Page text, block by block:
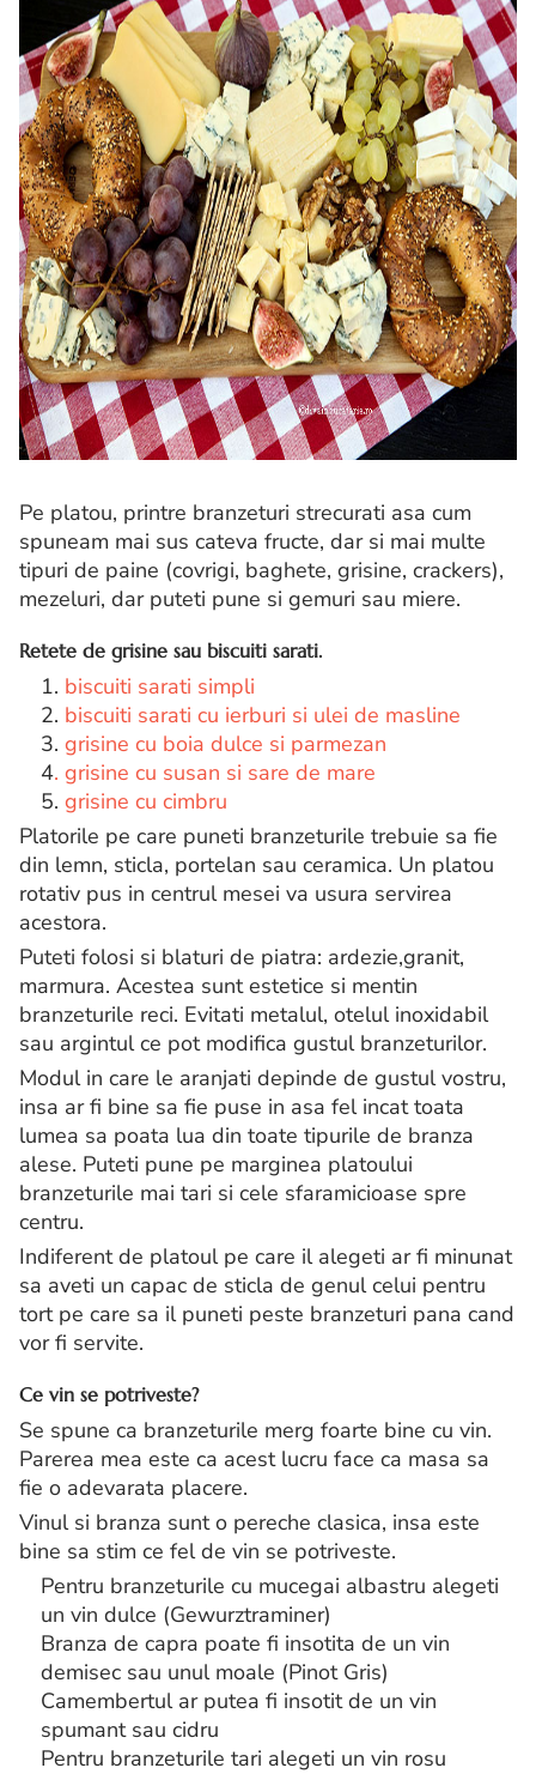
Pe platou, printre branzeturi strecurati asa cum
spuneam mai sus cateva fructe, dar si mai multe
tipuri de paine (covrigi, baghete, grisine, crackers),
mezeluri, dar puteti pune si gemuri sau miere.
Retete de grisine sau biscuiti sarati.
1. biscuiti sarati simpli
2. biscuiti sarati cu ierburi si ulei de masline
3. grisine cu boia dulce si parmezan
4. grisine cu susan si sare de mare
5. grisine cu cimbru
Platorile pe care puneti branzeturile trebuie sa fie
din lemn, sticla, portelan sau ceramica. Un platou
rotativ pus in centrul mesei va usura servirea
acestora.
Puteti folosi si blaturi de piatra: ardezie,granit,
marmura. Acestea sunt estetice si mentin
branzeturile reci. Evitati metalul, otelul inoxidabil
sau argintul ce pot modifica gustul branzeturilor.
Modul in care le aranjati depinde de gustul vostru,
insa ar fi bine sa fie puse in asa fel incat toata
lumea sa poata lua din toate tipurile de branza
alese. Puteti pune pe marginea platoului
branzeturile mai tari si cele sfaramicioase spre
centru.
Indiferent de platoul pe care il alegeti ar fi minunat
sa aveti un capac de sticla de genul celui pentru
tort pe care sa il puneti peste branzeturi pana cand
vor fi servite.
Ce vin se potriveste?
Se spune ca branzeturile merg foarte bine cu vin.
Parerea mea este ca acest lucru face ca masa sa
fie o adevarata placere.
Vinul si branza sunt o pereche clasica, insa este
bine sa stim ce fel de vin se potriveste.
Pentru branzeturile cu mucegai albastru alegeti
un vin dulce (Gewurztraminer)
Branza de capra poate fi insotita de un vin
demisec sau unul moale (Pinot Gris)
Camembertul ar putea fi insotit de un vin
spumant sau cidru
Pentru branzeturile tari alegeti un vin rosu